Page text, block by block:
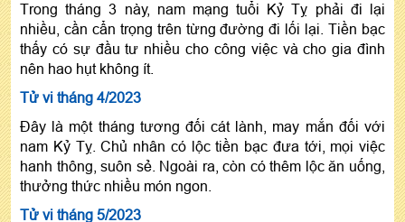
Trong tháng 3 này, nam mạng tuổi Kỷ Tỵ phải đi lại
nhiều, cần cẩn trọng trên từng đường đi lối lại. Tiền bạc
thấy có sự đầu tư nhiều cho công việc và cho gia đình
nên hao hụt không ít.
Tử vi tháng 4/2023
Đây là một tháng tương đối cát lành, may mắn đối với
nam Kỷ Tỵ. Chủ nhân có lộc tiền bạc đưa tới, mọi việc
hanh thông, suôn sẻ. Ngoài ra, còn có thêm lộc ăn uống,
thưởng thức nhiều món ngon.
Tử vi tháng 5/2023